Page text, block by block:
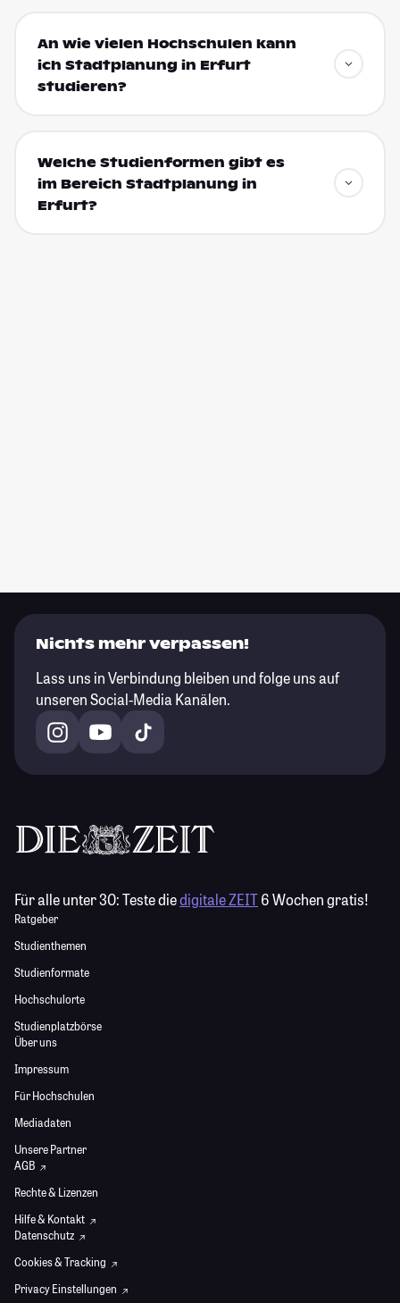
An wie vielen Hochschulen kann
ich Stadtplanung in Erfurt
studieren?
Welche Studienformen gibt es
im Bereich Stadtplanung in
Erfurt?
Nichts mehr verpassen!
Lass uns in Verbindung bleiben und folge uns auf
unseren Social-Media Kanälen.
Für alle unter 30:Teste diedigitale ZEIT6 Wochen gratis!
Ratgeber
Studienthemen
Studienformate
Hochschulorte
Studienplatzbörse
Über uns
Impressum
Für Hochschulen
Mediadaten
Unsere Partner
AGB
Rechte & Lizenzen
Hilfe & Kontakt
Datenschutz
Cookies & Tracking
Privacy Einstellungen